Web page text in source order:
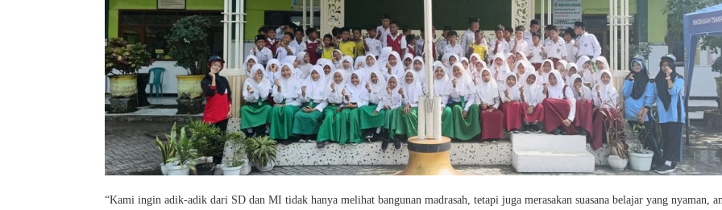
“Kami ingin adik-adik dari SD dan MI tidak hanya melihat bangunan madrasah, tetapi juga merasakan suasana belajar yang nyaman,